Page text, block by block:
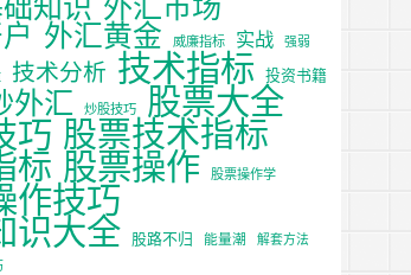
外汇黄金 威廉指标 实战 强弱
技术分析 技术指标 投资书籍
外汇 炒股技巧 股票大全
巧 股票技术指标
标 股票操作 股票操作学
作技巧
识大全 股路不归 能量潮
解套方法